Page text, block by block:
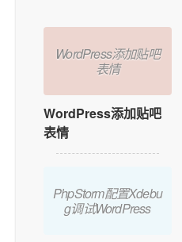
WordPress添加贴吧
表情
WordPress添加贴吧
表情
PhpStorm配置Xdebu
g调试WordPress